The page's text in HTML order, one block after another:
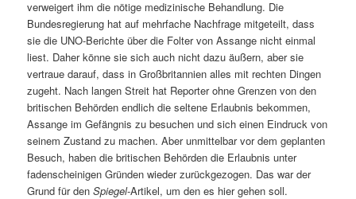
verweigert ihm die nötige medizinische Behandlung. Die
Bundesregierung hat auf mehrfache Nachfrage mitgeteilt, dass
sie die UNO-Berichte über die Folter von Assange nicht einmal
liest. Daher könne sie sich auch nicht dazu äußern, aber sie
vertraue darauf, dass in Großbritannien alles mit rechten Dingen
zugeht. Nach langen Streit hat Reporter ohne Grenzen von den
britischen Behörden endlich die seltene Erlaubnis bekommen,
Assange im Gefängnis zu besuchen und sich einen Eindruck von
seinem Zustand zu machen. Aber unmittelbar vor dem geplanten
Besuch, haben die britischen Behörden die Erlaubnis unter
fadenscheinigen Gründen wieder zurückgezogen. Das war der
Grund für denSpiegel-Artikel, um den es hier gehen soll.